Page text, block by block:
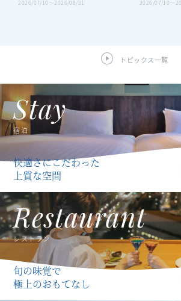
2026/07/10〜2026/08/31 2026/07/10〜
トピックス一覧
Stay
宿泊
快適さにこだわった
上質な空間
Restaurant
レストラン
旬の味覚で
極上のおもてなし